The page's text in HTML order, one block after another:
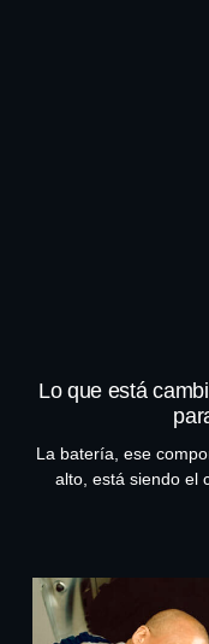
Lo que está
La batería, ese
alto, está siendo el